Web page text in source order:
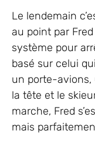
Le lendemain
au point par
système pour
basé sur celui
un porte-avions,
la tête et le
marche, Fred
mais